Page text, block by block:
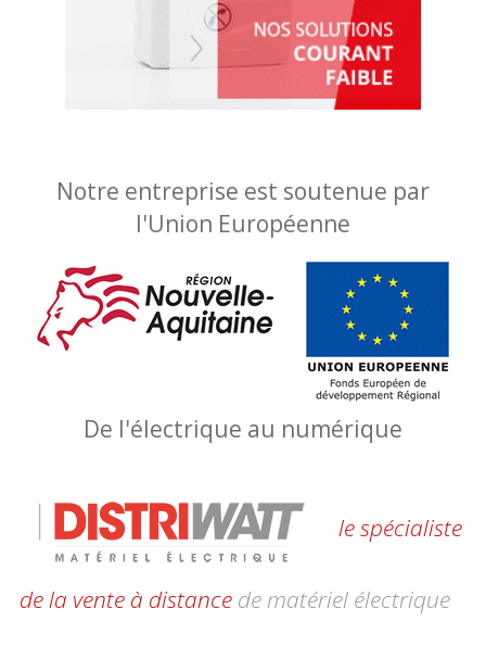
Notre entreprise est soutenue par
l'Union Européenne
De l'électrique au numérique
le spécialiste
de la vente à distance de matériel électrique